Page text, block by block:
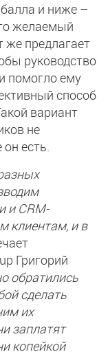
и ниже –
желаемый
же предлагает
руководство
помогло ему
способ
вариант
не
есть.
и CRM-
клиентам, и в
Григорий
обратились
сделать
их
заплатят
копейкой